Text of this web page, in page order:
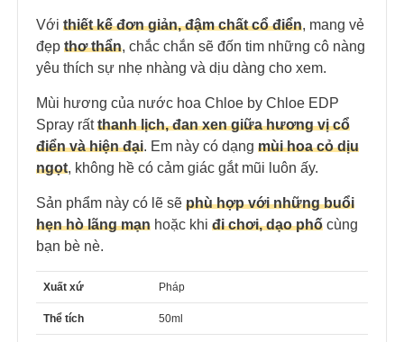
Với thiết kế đơn giản, đậm chất cổ điển, mang vẻ
đẹp thơ thẩn, chắc chắn sẽ đốn tim những cô nàng
yêu thích sự nhẹ nhàng và dịu dàng cho xem.
Mùi hương của nước hoa Chloe by Chloe EDP
Spray rấtthanh lịch, đan xen giữa hương vị cổ
điển và hiện đại. Em này có dạng mùi hoa cỏ dịu
ngọt, không hề có cảm giác gắt mũi luôn ấy.
Sản phẩm này có lẽ sẽ phù hợp với những buổi
hẹn hò lãng mạn hoặc khi đi chơi, dạo phố cùng
bạn bè nè.
Xuất xứ Pháp
Thể tích 50ml